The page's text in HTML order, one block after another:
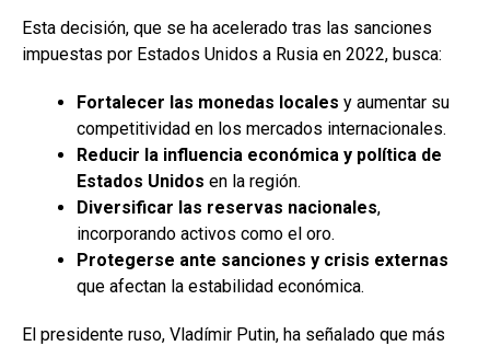
Esta decisión, que se ha acelerado tras las sanciones
impuestas por Estados Unidos a Rusia en 2022, busca:
Fortalecer las monedas locales y aumentar su
competitividad en los mercados internacionales.
Reducir la influencia económica y política de
Estados Unidos en la región.
Diversificar las reservas nacionales,
incorporando activos como el oro.
Protegerse ante sanciones y crisis externas
que afectan la estabilidad económica.
El presidente ruso, Vladímir Putin, ha señalado que más